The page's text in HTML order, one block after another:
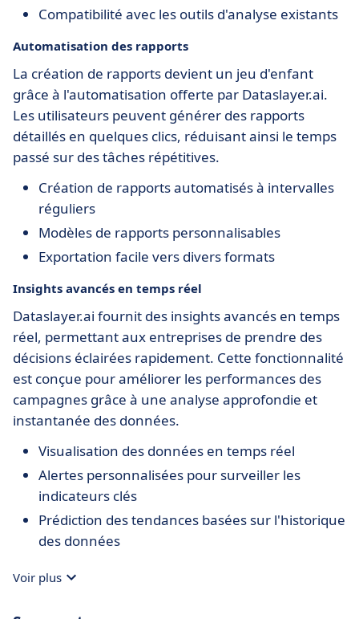
Compatibilité avec les outils d'analyse existants
Automatisation des rapports
La création de rapports devient un jeu d'enfant
grâce à l'automatisation offerte par Dataslayer.ai.
Les utilisateurs peuvent générer des rapports
détaillés en quelques clics, réduisant ainsi le temps
passé sur des tâches répétitives.
Création de rapports automatisés à intervalles
réguliers
Modèles de rapports personnalisables
Exportation facile vers divers formats
Insights avancés en temps réel
Dataslayer.ai fournit des insights avancés en temps
réel, permettant aux entreprises de prendre des
décisions éclairées rapidement. Cette fonctionnalité
est conçue pour améliorer les performances des
campagnes grâce à une analyse approfondie et
instantanée des données.
Visualisation des données en temps réel
Alertes personnalisées pour surveiller les
indicateurs clés
Prédiction des tendances basées sur l'historique
des données
Voir plus